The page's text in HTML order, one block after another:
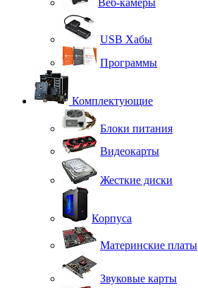
Веб-камеры
USB Хабы
Программы
Комплектующие
Блоки питания
Видеокарты
Жесткие диски
Корпуса
Материнские платы
Звуковые карты